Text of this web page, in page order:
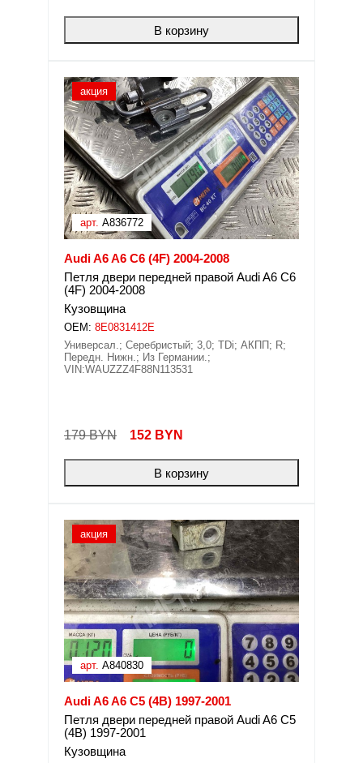
В корзину
акция
арт. A836772
Audi A6 A6 C6 (4F) 2004-2008
Петля двери передней правой Audi A6 C6
(4F) 2004-2008
Кузовщина
OEM: 8E0831412E
Универсал.; Серебристый; 3,0; TDi; АКПП; R;
Передн. Нижн.; Из Германии.;
VIN:WAUZZZ4F88N113531
179 BYN 152 BYN
В корзину
акция
арт. A840830
Audi A6 A6 C5 (4B) 1997-2001
Петля двери передней правой Audi A6 C5
(4B) 1997-2001
Кузовщина